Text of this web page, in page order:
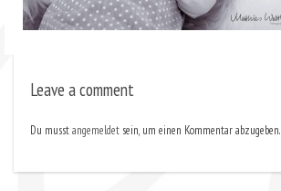
Leave a comment
Du musstangemeldet sein, um einen Kommentar abzugeben.